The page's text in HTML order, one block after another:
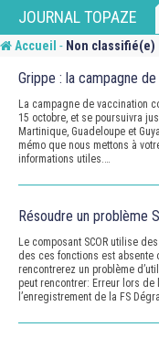
to
content
JOURNAL TOPAZE
Accueil - Non classifié(e)
Grippe : la campagne
La campagne de vaccination
15 octobre, et se poursuivra
Martinique, Guadeloupe et
mémo que nous mettons à
informations utiles.…
Résoudre un problème
Le composant SCOR utilise
des ces fonctions est absente
rencontrerez un problème
peut rencontrer: Erreur lors
l’enregistrement de la FS